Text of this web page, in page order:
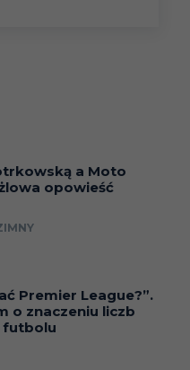
a Moto
opowieść
Premier League?”.
o znaczeniu liczb
futbolu